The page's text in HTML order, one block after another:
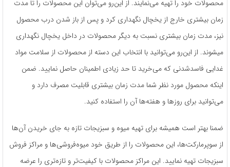
محصولات خود را تهیه می‌نمایند. از این‌رو می‌توان این محصولات را تا مدت
زمان بیشتری خارج از یخچال نگهداری کرد و پس از باز شدن درب محصول
نیز، مدت زمان بیشتری نسبت به دیگر محصولات در داخل یخچال نگهداری
می‎شوند. از این‌رو می‌توانید با انتخاب این دسته از محصولات از سلامت مواد
غدایی فاسدشدنی که می‌خرید تا حد زیادی اطمینان حاصل نمایید. ضمن
اینکه محصول مورد نظر شما مدت زمان بیشتری قابلیت مصرف دارد و
می‌توانید برای روزها و هفته‌ها آن را استفاده کنید.
ضمنا بهتر است همیشه برای تهیه میوه و سبزیجات تازه به جای خریدن آن‌ها
از سوپرمارکت‌ها، این محصولات را از طریق خود میوه‌فروشی‌‌ها و مراکز فروش
سبزیجات تهیه نمایید. این مراکز محصولات با کیفیت‌تر و تازه‌تری را عرضه